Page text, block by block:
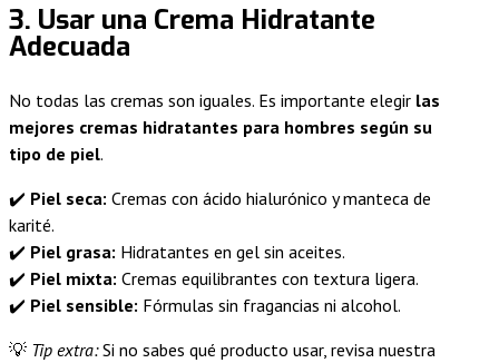
3. Usar una Crema Hidratante
Adecuada
No todas las cremas son iguales. Es importante elegir las
mejores cremas hidratantes para hombres según su
tipo de piel.
✔️ Piel seca: Cremas con ácido hialurónico y manteca de
karité.
✔️ Piel grasa: Hidratantes en gel sin aceites.
✔️ Piel mixta: Cremas equilibrantes con textura ligera.
✔️ Piel sensible: Fórmulas sin fragancias ni alcohol.
💡 Tip extra:Si no sabes qué producto usar, revisa nuestra